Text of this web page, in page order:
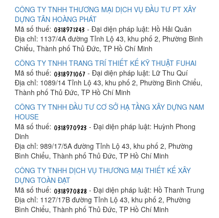
CÔNG TY TNHH THƯƠNG MẠI DỊCH VỤ ĐẦU TƯ PT XÂY
DỰNG TÂN HOÀNG PHÁT
Mã số thuế:
- Đại diện pháp luật: Hồ Hải Quân
Địa chỉ: 1137/4A đường Tỉnh Lộ 43, khu phố 2, Phường Bình
Chiểu, Thành phố Thủ Đức, TP Hồ Chí Minh
CÔNG TY TNHH TRANG TRÍ THIẾT KẾ KỸ THUẬT FUHAI
Mã số thuế:
- Đại diện pháp luật: Lữ Thu Quí
Địa chỉ: 1089/14 Tỉnh Lộ 43, khu phố 2, Phường Bình Chiểu,
Thành phố Thủ Đức, TP Hồ Chí Minh
CÔNG TY TNHH ĐẦU TƯ CƠ SỞ HẠ TẦNG XÂY DỰNG NAM
HOUSE
Mã số thuế:
- Đại diện pháp luật: Huỳnh Phong
Dinh
Địa chỉ: 989/17/5A đường Tỉnh Lộ 43, khu phố 2, Phường
Bình Chiểu, Thành phố Thủ Đức, TP Hồ Chí Minh
CÔNG TY TNHH DỊCH VỤ THƯƠNG MẠI THIẾT KẾ XÂY
DỰNG TOÀN ĐẠT
Mã số thuế:
- Đại diện pháp luật: Hồ Thanh Trung
Địa chỉ: 1127/17B đường Tỉnh Lộ 43, khu phố 2, Phường
Bình Chiểu, Thành phố Thủ Đức, TP Hồ Chí Minh